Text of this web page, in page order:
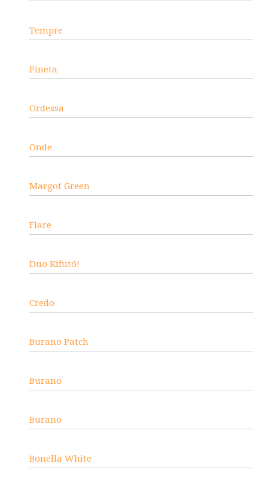
Tempre
Pineta
Ordessa
Onde
Margot Green
Flare
Duo Kifutó!
Credo
Burano Patch
Burano
Burano
Bonella White